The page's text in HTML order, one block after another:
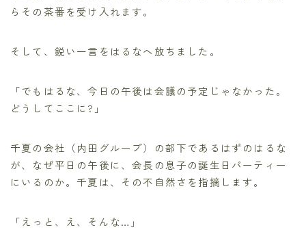
らその茶番を受け入れます。
そして、鋭い一言をはるなへ放ちました。
「でもはるな、今日の午後は会議の予定じゃなかった。
どうしてここに?」
千夏の会社（内田グループ）の部下であるはずのはるな
が、なぜ平日の午後に、会長の息子の誕生日パーティー
にいるのか。千夏は、その不自然さを指摘します。
「えっと、え、そんな…」